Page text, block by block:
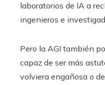
laboratorios de IA a
ingenieros e
Pero la AGI también
capaz de ser más
volviera engañosa o